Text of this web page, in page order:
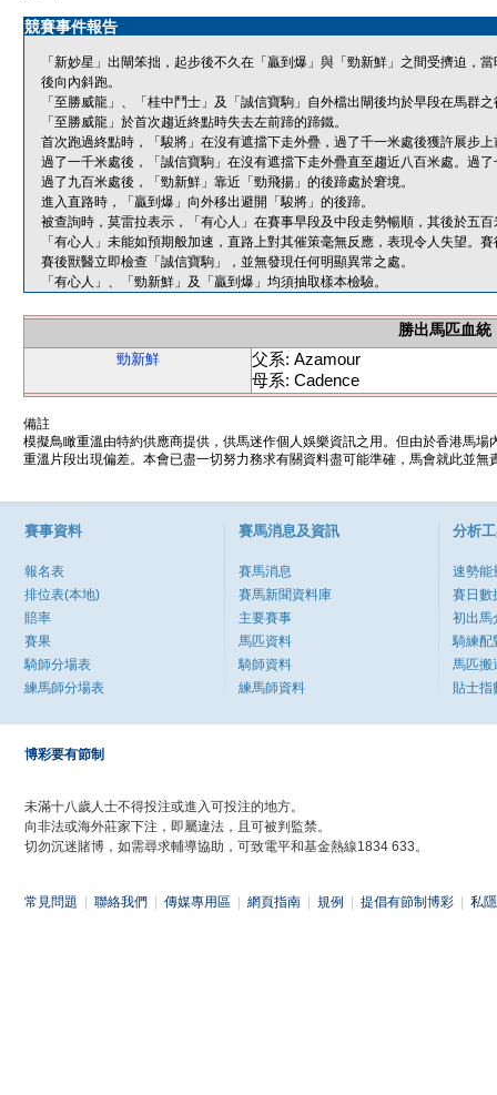
競賽事件報告
「新妙星」出閘笨拙，起步後不久在「贏到爆」與「勁新鮮」之間受擠迫，
後向內斜跑。
「至勝威龍」、「桂中鬥士」及「誠信寶駒」自外檔出閘後均於早段在馬群
「至勝威龍」於首次趨近終點時失去左前蹄的蹄鐵。
首次跑過終點時，「駿將」在沒有遮擋下走外疊，過了千一米處後獲許展步
過了一千米處後，「誠信寶駒」在沒有遮擋下走外疊直至趨近八百米處。過
過了九百米處後，「勁新鮮」靠近「勁飛揚」的後蹄處於窘境。
進入直路時，「贏到爆」向外移出避開「駿將」的後蹄。
被查詢時，莫雷拉表示，「有心人」在賽事早段及中段走勢暢順，其後於五
「有心人」未能如預期般加速，直路上對其催策毫無反應，表現令人失望。
賽後獸醫立即檢查「誠信寶駒」，並無發現任何明顯異常之處。
「有心人」、「勁新鮮」及「贏到爆」均須抽取樣本檢驗。
勝出馬匹血統
勁新鮮
父系: Azamour
母系: Cadence
備註
模擬鳥瞰重溫由特約供應商提供，供馬迷作個人娛樂資訊之用。但由於香港馬
重溫片段出現偏差。本會已盡一切努力務求有關資料盡可能準確，馬會就此並
賽事資料
報名表
排位表(本地)
賠率
賽果
騎師分場表
練馬師分場表
賽馬消息及資訊
賽馬消息
賽馬新聞資料庫
主要賽事
馬匹資料
騎師資料
練馬師資料
分析
速勢能
賽日數
初出馬
騎練配
馬匹搬
貼士指
博彩要有節制
未滿十八歲人士不得投注或進入可投注的地方。
向非法或海外莊家下注，即屬違法，且可被判監禁。
切勿沉迷賭博，如需尋求輔導協助，可致電平和基金熱線1834 633。
常見問題 聯絡我們 傳媒專用區 網頁指南 規例 提倡有節制博彩 私